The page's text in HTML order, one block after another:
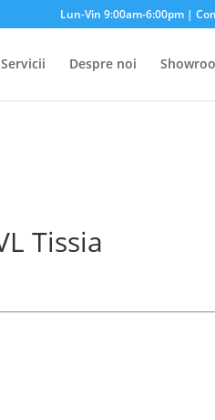
Lun-Vin 9:00am-6:00pm |
Servicii Despre noi
Tissia